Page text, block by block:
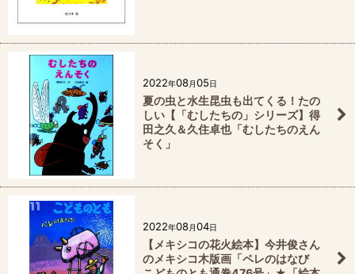
2022年08月05日
夏の虫と水生昆虫も出てくる！たの
しい【「むしたちの」シリーズ】得
田之久＆久住卓也「むしたちのえん
そく」
2022年08月04日
【メキシコの花火絵本】今井俊さん
のメキシコ木版画「ペレのはなび